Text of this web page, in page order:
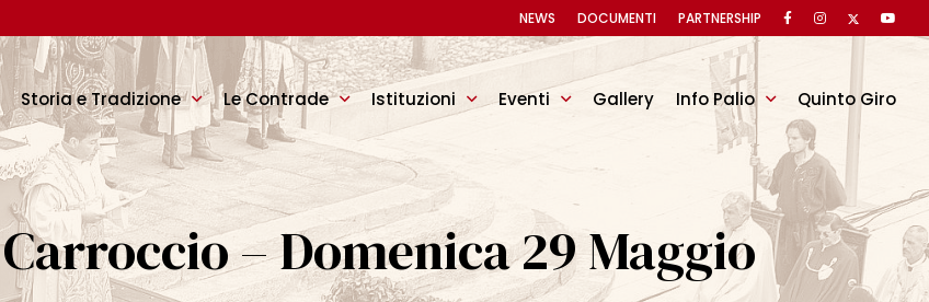
Storia e Tradizione Le Contrade Istituzioni Eventi Gallery Info Palio Quinto Giro
NEWS DOCUMENTI PARTNERSHIP
– Domenica 29 Maggio